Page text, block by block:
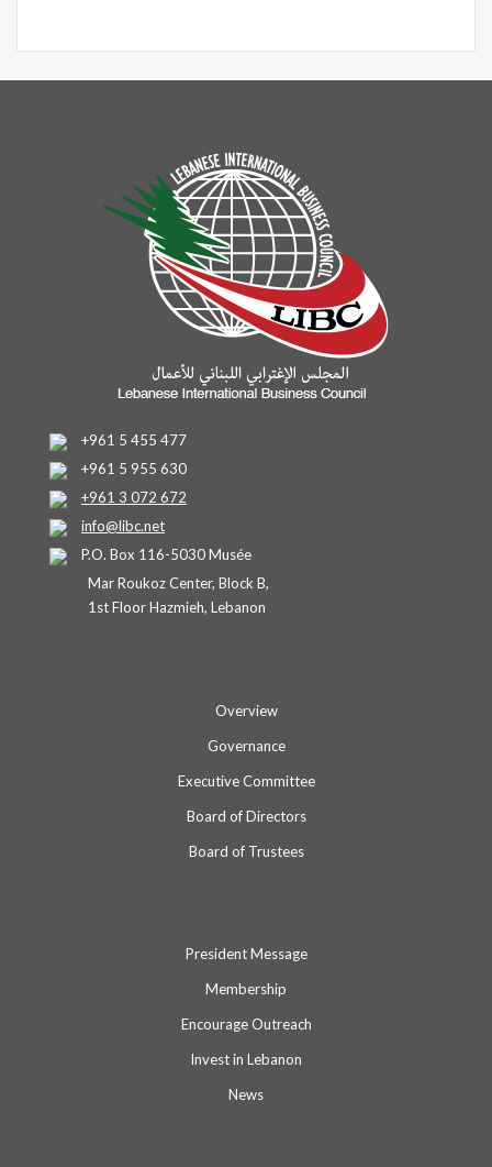
+961 5 455 477
+961 5 955 630
+961 3 072 672
info@libc.net
P.O. Box 116-5030 Musée
Mar Roukoz Center, Block B,
1st Floor Hazmieh, Lebanon
Overview
Governance
Executive Committee
Board of Directors
Board of Trustees
President Message
Membership
Encourage Outreach
Invest in Lebanon
News